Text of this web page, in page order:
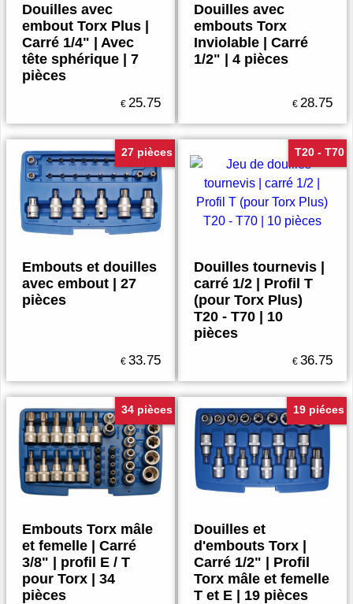
Douilles avec
embout Torx Plus |
Carré 1/4" | Avec
tête sphérique | 7
pièces
€ 25.75
Douilles avec
embouts Torx
Inviolable | Carré
1/2" | 4 pièces
€ 28.75
27 pièces
Embouts et douilles
avec embout | 27
pièces
€ 33.75
T20 - T70
Douilles tournevis |
carré 1/2 | Profil T
(pour Torx Plus)
T20 - T70 | 10
pièces
€ 36.75
34 pièces
Embouts Torx mâle
et femelle | Carré
3/8" | profil E / T
pour Torx | 34
pièces
19 piéces
Douilles et
d'embouts Torx |
Carré 1/2" | Profil
Torx mâle et femelle
T et E | 19 pièces